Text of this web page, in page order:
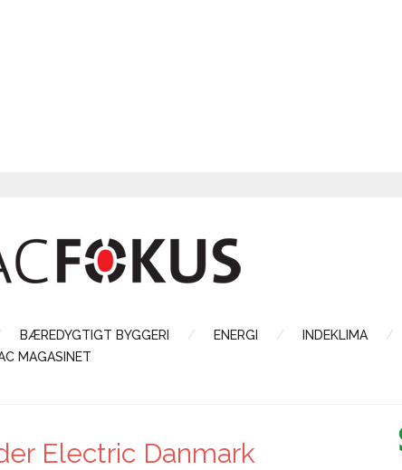
BÆREDYGTIGT BYGGERI ENERGI INDEKLIMA
MAGASINET
Electric Danmark